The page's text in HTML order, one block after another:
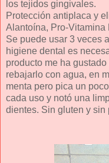
los tejidos gingivales.
Protección antiplaca y
Alantoína, Pro-Vitamina
Se puede usar 3 veces
higiene dental es
producto me ha
rebajarlo con agua, en
menta pero pica un
cada uso y notó una
dientes. Sin gluten y sin